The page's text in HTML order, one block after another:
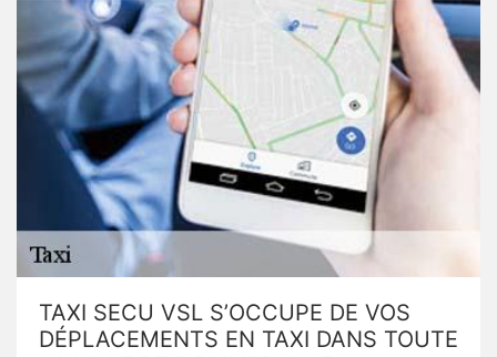
TAXI SECU VSL S’OCCUPE DE VOS
DÉPLACEMENTS EN TAXI DANS TOUTE